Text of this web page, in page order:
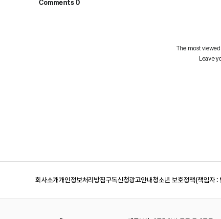
회사소개개인정보처리방침구독신청광고안내청소년 보호정책(책임자 :